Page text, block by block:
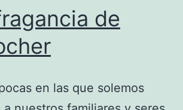
de
en las que solemos